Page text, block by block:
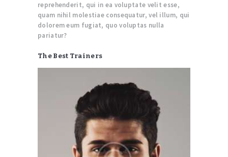
reprehenderit, qui in ea voluptate velit esse,
quam nihil molestiae consequatur, vel illum, qui
dolorem eum fugiat, quo voluptas nulla
pariatur?
The Best Trainers